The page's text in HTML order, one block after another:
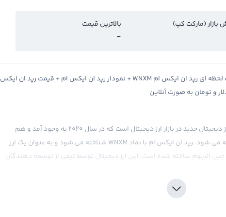
بازار (مارکت کپ) بالاترین قیمت
-
قیمت رپد ان ایکس ام Wrapped NXM + قیمت لحظه ای رپد ان ایکس ام WNXM + نمودار رپد ان ایکس ام + قیمت رپد ان ایکس
و تومان به صورت آنلاین
رپد ان ایکس ام یا همان Wrapped NXM یک ارز دیجیتال جدید در بازار ارز دیجیتال است که در سال ۲۰۲۰ به وجود آمد و هم
اکنون در بیشتر صرافی های ارز دیجیتال معامله می شود. رپد ان ایکس ام با نماد WNXM شناخته می شود و به عنوان یک ارز
چین اتریوم ساخته شده است. این ارز دیجیتال توسط تیمی از توسعه دهندگان
در بازار ارز دیجیتال تعیین می شود و تاثیرات مختلفی بر روند قیمت آن